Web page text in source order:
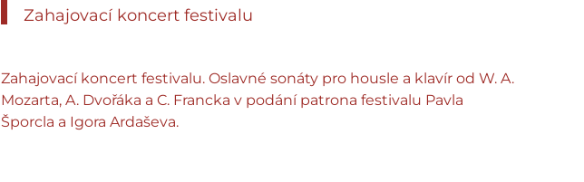
Zahajovací koncert festivalu
Zahajovací koncert festivalu. Oslavné sonáty pro housle a klavír od W. A.
Mozarta, A. Dvořáka a C. Francka v podání patrona festivalu Pavla
Šporcla a Igora Ardaševa.